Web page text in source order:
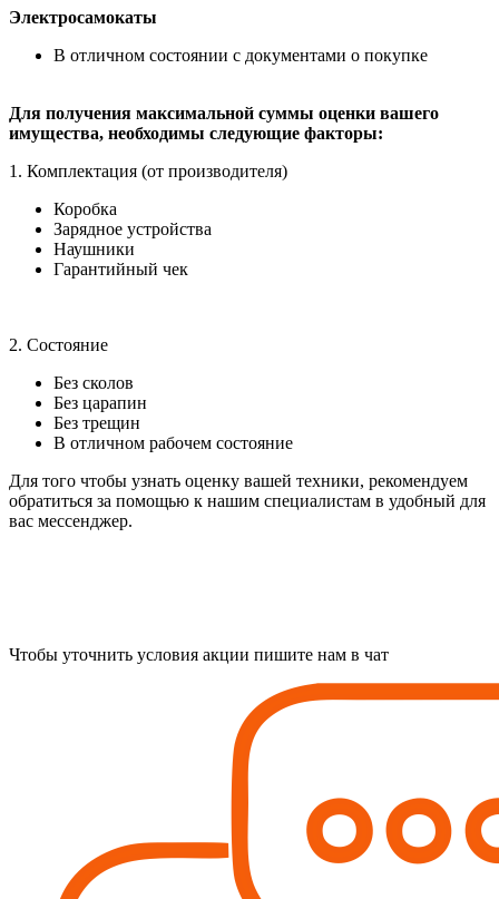
Электросамокаты
В отличном состоянии с документами о покупке
Для получения максимальной суммы оценки вашего
имущества, необходимы следующие факторы:
1. Комплектация (от производителя)
Коробка
Зарядное устройства
Наушники
Гарантийный чек
2. Состояние
Без сколов
Без царапин
Без трещин
В отличном рабочем состояние
Для того чтобы узнать оценку вашей техники, рекомендуем
обратиться за помощью к нашим специалистам в удобный для
вас мессенджер.
Чтобы уточнить условия акции пишите нам в чат